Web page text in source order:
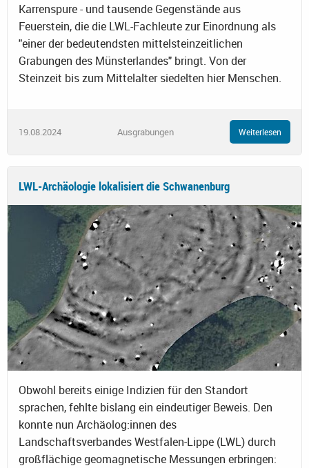
Karrenspure - und tausende Gegenstände aus
Feuerstein, die die LWL-Fachleute zur Einordnung als
"einer der bedeutendsten mittelsteinzeitlichen
Grabungen des Münsterlandes" bringt. Von der
Steinzeit bis zum Mittelalter siedelten hier Menschen.
19.08.2024 Ausgrabungen Weiterlesen
LWL-Archäologie lokalisiert die Schwanenburg
Obwohl bereits einige Indizien für den Standort
sprachen, fehlte bislang ein eindeutiger Beweis. Den
konnte nun Archäolog:innen des
Landschaftsverbandes Westfalen-Lippe (LWL) durch
großflächige geomagnetische Messungen erbringen: